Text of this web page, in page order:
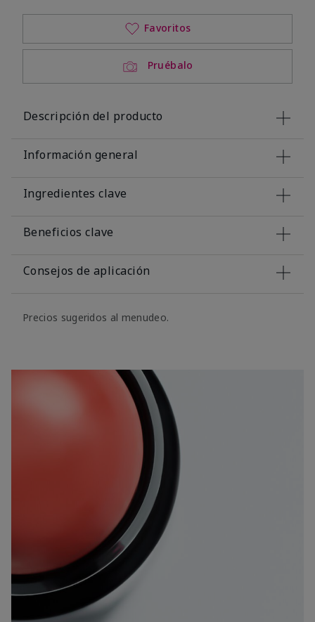
Pruébalo
Favoritos
Descripción del producto
Información general
Ingredientes clave
Beneficios clave
Consejos de aplicación
Precios sugeridos al menudeo.